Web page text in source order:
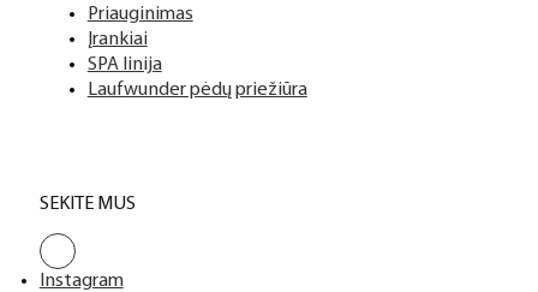
Priauginimas
Įrankiai
SPA linija
Laufwunder pėdų priežiūra
SEKITE MUS
Instagram